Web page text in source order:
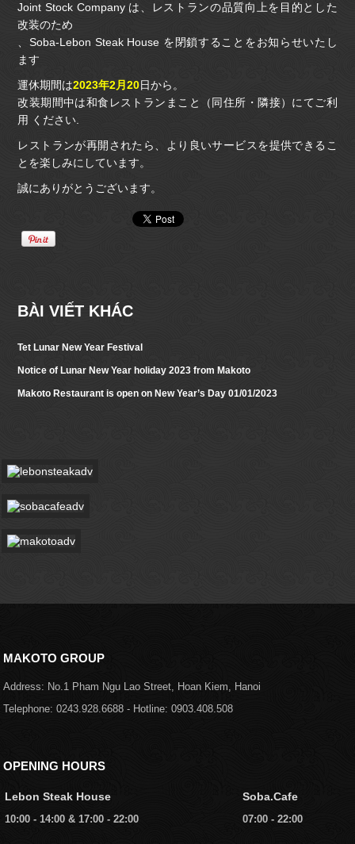
Joint Stock Company は、レストランの品質向上を目的とした
改装のため
、Soba-Lebon Steak House を閉鎖することをお知らせいたし
ます
運休期間は2023年2月20日から。
改装期間中は和食レストランまこと（同住所・隣接）にてご利
用 ください.
レストランが再開されたら、より良いサービスを提供できるこ
とを楽しみにしています。
誠にありがとうございます。
BÀI VIẾT KHÁC
Tet Lunar New Year Festival
Notice of Lunar New Year holiday 2023 from Makoto
Makoto Restaurant is open on New Year’s Day 01/01/2023
MAKOTO GROUP
Address: No.1 Pham Ngu Lao Street, Hoan Kiem, Hanoi
Telephone: 0243.928.6688 - Hotline: 0903.408.508
OPENING HOURS
Lebon Steak House
10:00 - 14:00 & 17:00 - 22:00
Soba.Cafe
07:00 - 22:00